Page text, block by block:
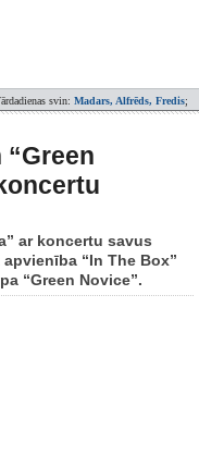
svin: Madars, Alfrēds, Fredis;
“Green
ar koncertu savus
“In The Box”
“Green Novice”.